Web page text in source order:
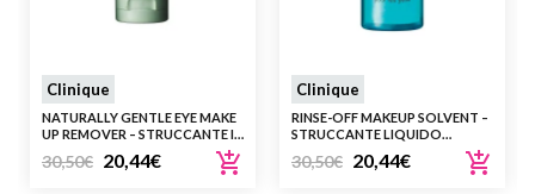
Clinique
NATURALLY GENTLE EYE MAKE
UP REMOVER – STRUCCANTE IN
CREMA PER OCCHI SENSIBILI
30,50€ 20,44€
Clinique
RINSE-OFF MAKEUP SOLVENT –
STRUCCANTE LIQUIDO
30,50€ 20,44€